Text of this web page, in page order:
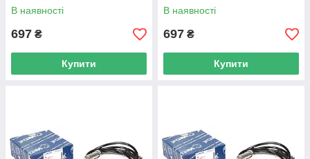
В наявності
697 ₴
Купити
В наявності
697 ₴
Купити